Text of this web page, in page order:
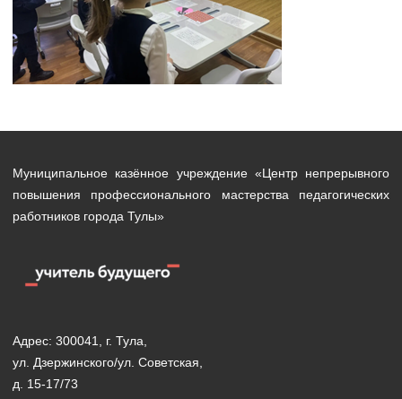
Муниципальное казённое учреждение «Центр непрерывного
повышения профессионального мастерства педагогических
работников города Тулы»
Адрес: 300041, г. Тула,
ул. Дзержинского/ул. Советская,
д. 15-17/73